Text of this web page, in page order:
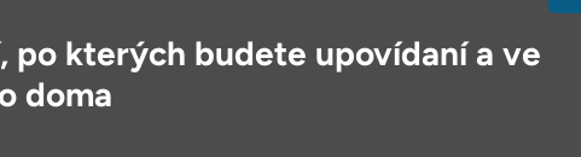
po kterých budete upovídaní a ve
doma